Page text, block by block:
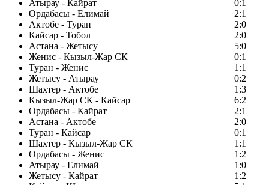
Атырау - Кайрат
0:1
Ордабасы - Елимай
2:1
Актобе - Туран
2:0
Кайсар - Тобол
2:0
Астана - Жетысу
5:0
Женис - Кызыл-Жар СК
0:1
Туран - Женис
1:1
Жетысу - Атырау
0:2
Шахтер - Актобе
1:3
Кызыл-Жар СК - Кайсар
6:2
Ордабасы - Кайрат
2:1
Астана - Актобе
2:0
Туран - Кайсар
0:1
Шахтер - Кызыл-Жар СК
1:1
Ордабасы - Женис
1:2
Атырау - Елимай
1:0
Жетысу - Кайрат
1:2